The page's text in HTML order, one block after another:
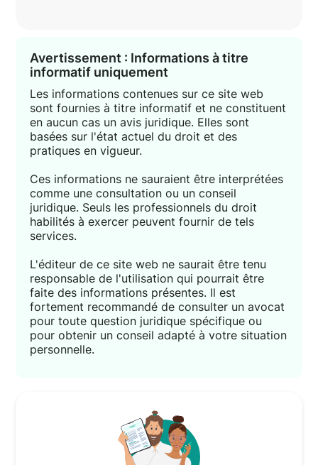
Avertissement : Informations à titre
informatif uniquement
Les informations contenues sur ce site web
sont fournies à titre informatif et ne constituent
en aucun cas un avis juridique. Elles sont
basées sur l'état actuel du droit et des
pratiques en vigueur.
Ces informations ne sauraient être interprétées
comme une consultation ou un conseil
juridique. Seuls les professionnels du droit
habilités à exercer peuvent fournir de tels
services.
L'éditeur de ce site web ne saurait être tenu
responsable de l'utilisation qui pourrait être
faite des informations présentes. Il est
fortement recommandé de consulter un avocat
pour toute question juridique spécifique ou
pour obtenir un conseil adapté à votre situation
personnelle.